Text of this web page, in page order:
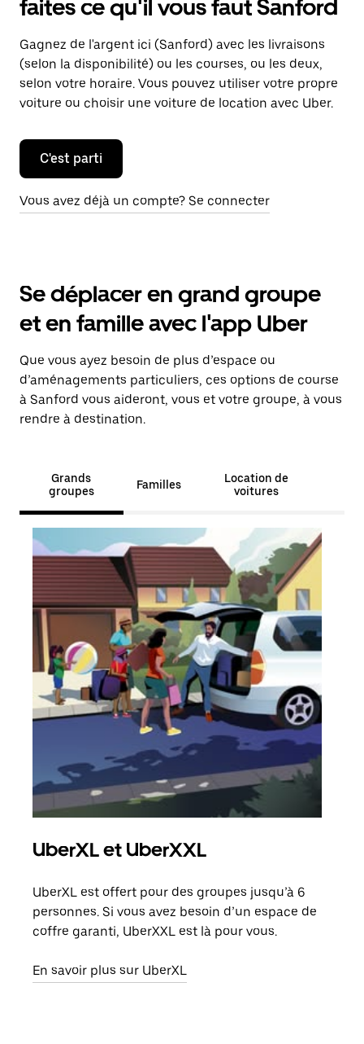
faites ce qu'il vous faut Sanford
Gagnez de l'argent ici (Sanford) avec les livraisons
(selon la disponibilité) ou les courses, ou les deux,
selon votre horaire. Vous pouvez utiliser votre propre
voiture ou choisir une voiture de location avec Uber.
C'est parti
Vous avez déjà un compte? Se connecter
Se déplacer en grand groupe
et en famille avec l'app Uber
Que vous ayez besoin de plus d’espace ou
d’aménagements particuliers, ces options de course
à Sanford vous aideront, vous et votre groupe, à vous
rendre à destination.
Grands
groupes
Familles
Location de
voitures
UberXL et UberXXL
UberXL est offert pour des groupes jusqu’à 6
personnes. Si vous avez besoin d’un espace de
coffre garanti, UberXXL est là pour vous.
En savoir plus sur UberXL